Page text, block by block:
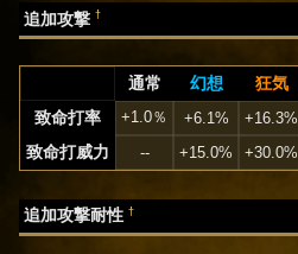
追加攻撃†
通常 幻想
狂気
致命打率
+1.0％ +6.1% +16.3%
致命打威力 -- +15.0% +30.0%
追加攻撃耐性†